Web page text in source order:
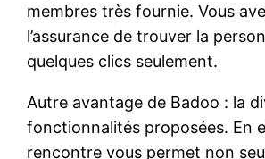
membres très fournie. Vous
l’assurance de trouver la
quelques clics seulement.
Autre avantage de Badoo : la
fonctionnalités proposées. En
rencontre vous permet non